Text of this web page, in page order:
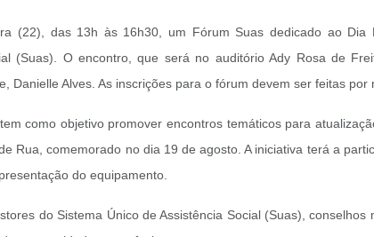
(22), das 13h às 16h30, um Fórum Suas dedicado ao
(Suas). O encontro, que será no auditório Ady Rosa de
Danielle Alves. As inscrições para o fórum devem ser feitas por
como objetivo promover encontros temáticos para
Rua, comemorado no dia 19 de agosto. A iniciativa terá a
do equipamento.
do Sistema Único de Assistência Social (Suas),